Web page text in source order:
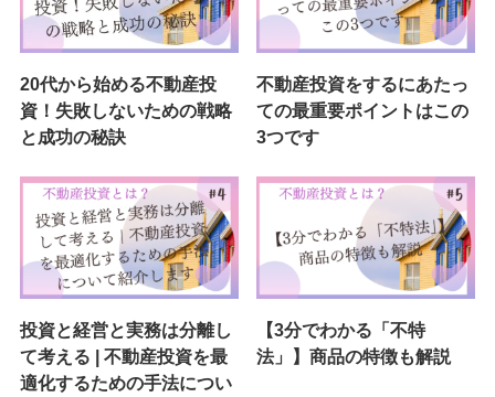
20代から始める不動産投
資！失敗しないための戦略
と成功の秘訣
不動産投資をするにあたっ
ての最重要ポイントはこの
3つです
投資と経営と実務は分離し
て考える | 不動産投資を最
適化するための手法につい
【3分でわかる「不特
法」】商品の特徴も解説